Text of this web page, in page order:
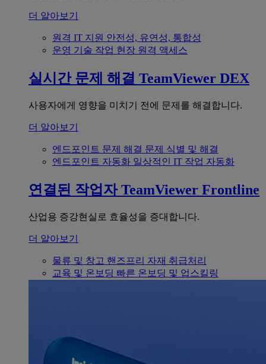
더 알아보기
원격 IT 지원 안전성, 유연성, 통합성
운영 기술 작업 현장 원격 액세스
실시간 문제 해결 TeamViewer DEX
사용자에게 영향을 미치기 전에 문제를 해결합니다.
더 알아보기
엔드포인트 문제 해결 문제 식별 및 해결
엔드포인트 자동화 일상적인 IT 작업 자동화
연결된 작업자 TeamViewer Frontline
산업용 증강현실로 효율성을 증대합니다.
더 알아보기
물류 및 창고 핸즈프리 자재 취급처리
교육 및 온보딩 빠른 온보딩 및 업스킬링